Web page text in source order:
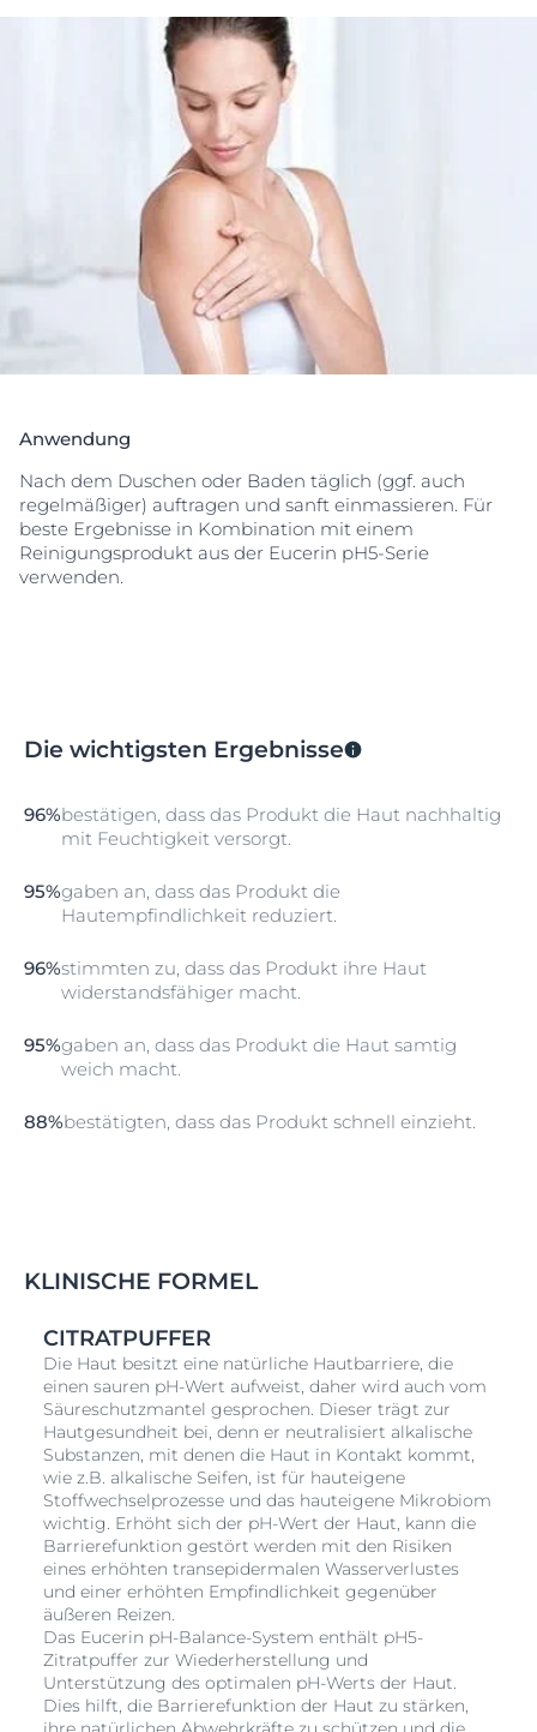
physiologische Balance der Haut wiederherstellt und
aufrechterhält. Eucerin pH5 Leichte Textur Lotion ist
eine sanfte, aber wirksame Körperpflege, die speziell
entwickelt wurde, um empfindliche, normale bis
trockene Körperhaut widerstandsfähiger und weniger
empfindlich zu machen. Das einzigartige Eucerin pH
Balance System mit dem
pH5
optimalen pH-Wert der Haut wieder her. Gleichzeitig
Dexpanthenol
, die Regeneration der Haut zu
stimulieren und deren Widerstandskraft zu bewahren.
Die Eucerin pH5 Lotion Leichte Textur hat 0%
Emulgatoren, Parabene und Paraffin
e. Die neue
Formel mit dezentem Duft und leichter Textur zieht
schnell sofort ein ohne zu fetten für ein samtig-
weiches Hautgefühl. Täglich anwenden für
langanhaltenden Schutz, macht die Haut weicher und
Anwendung
Nach dem Duschen oder Baden täglich (ggf. auch
regelmäßiger) auftragen und sanft einmassieren. Für
beste Ergebnisse in Kombination mit einem
Reinigungsprodukt aus der Eucerin pH5-Serie
verwenden.
Die wichtigsten Ergebnisse
96%bestätigen, dass das Produkt die Haut nachhaltig
mit Feuchtigkeit versorgt.
95%gaben an, dass das Produkt die
Hautempfindlichkeit reduziert.
96%stimmten zu, dass das Produkt ihre Haut
widerstandsfähiger macht.
95%gaben an, dass das Produkt die Haut samtig
weich macht.
88%bestätigten, dass das Produkt schnell einzieht.
KLINISCHE FORMEL
CITRATPUFFER
Die Haut besitzt eine natürliche Hautbarriere, die
einen sauren pH-Wert aufweist, daher wird auch vom
Säureschutzmantel gesprochen. Dieser trägt zur
Hautgesundheit bei, denn er neutralisiert alkalische
Substanzen, mit denen die Haut in Kontakt kommt,
wie z.B. alkalische Seifen, ist für hauteigene
Stoffwechselprozesse und das hauteigene Mikrobiom
wichtig. Erhöht sich der pH-Wert der Haut, kann die
Barrierefunktion gestört werden mit den Risiken
eines erhöhten transepidermalen Wasserverlustes
und einer erhöhten Empfindlichkeit gegenüber
äußeren Reizen.
Das Eucerin pH-Balance-System enthält pH5-
Zitratpuffer zur Wiederherstellung und
Unterstützung des optimalen pH-Werts der Haut.
Dies hilft, die Barrierefunktion der Haut zu stärken,